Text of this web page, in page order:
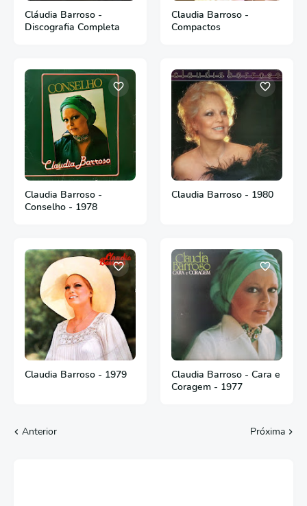
Cláudia Barroso -
Discografia Completa
Claudia Barroso -
Compactos
Claudia Barroso -
Conselho - 1978
Claudia Barroso - 1980
Claudia Barroso - 1979
Claudia Barroso - Cara e
Coragem - 1977
Anterior Próxima